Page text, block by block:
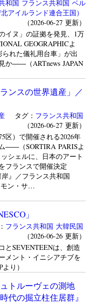
和国 フランス共和国 ベル
アイルランド連合王国）
（2026-06-27 更新）
イヌ」の証拠を発見、1万
GEOGRAPHICよ
れた儀礼用台車」が出
か――（ARTnews JAPAN
ンスの世界遺産」／
タグ： フランス共和国
（2026-06-27 更新）
）で開催される2026年
――（SORTIRA PARISよ
シェルに、日本のアート
フランスで開催決定
』／フランス共和国
ン・サ…
」
フランス共和国 大韓民国
（2026-06-26 更新）
SEVENTEENは、創造
メント・イニシアチブを
り）
トルーヴェの測地
代の掘立柱住居群』